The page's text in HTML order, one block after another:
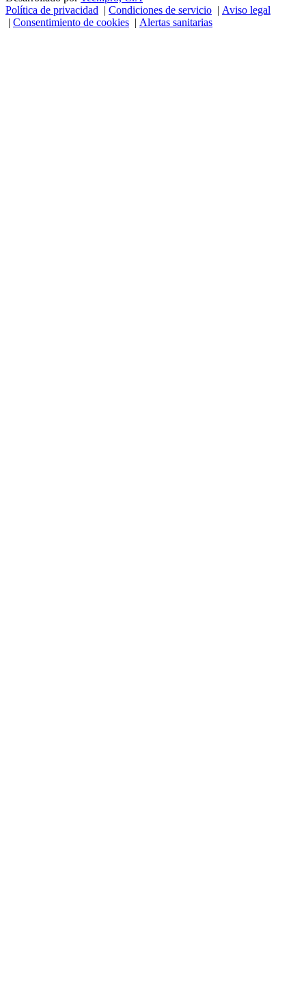
Política de privacidad | Condiciones de servicio | Aviso legal
| Consentimiento de cookies | Alertas sanitarias